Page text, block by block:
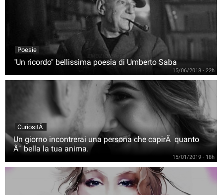
Poesie
"Un ricordo" bellissima poesia di Umberto Saba
15/06/2018 - 22h
CuriositÃ
Un giorno incontrerai una persona che capirÃ quanto
Ã¨ bella la tua anima.
15/01/2019 - 18h